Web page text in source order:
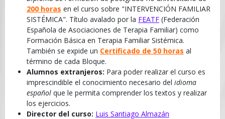
200 horas en el curso sobre "INTERVENCIÓN FAMILIAR
SISTÉMICA". Título avalado por la FEATF (Federación
Española de Asociaciones de Terapia Familiar) como
Formación Básica en Terapia Familiar Sistémica.
También se expide un Certificado de 50 horas al
término de cada Bloque.
Alumnos extranjeros: Para poder realizar el curso es
imprescindible el conocimiento necesario del idioma
español que le permita comprender los textos y realizar
los ejercicios.
Director del curso: Luis Santiago Almazán